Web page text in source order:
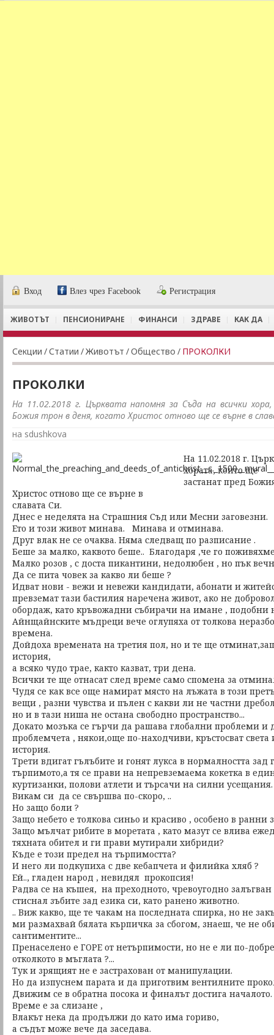
Вход Влез чрез Facebook Регистрация
ЖИВОТЪТ ПЕНСИОНИРАНЕ ФИНАНСИ ЗДРАВЕ КАК ДА
Секции /Статии /Животът /Общество / ПРОКОЛКИ
ПРОКОЛКИ
На 11.02.2018 г. Църквата напомня за Съда на всички
Божия трон в деня, когато Христос отново ще се върне в
на sdushkova
На 11.02.2018 г.
хората, които ще
застанат пред
Христос отново ще се върне в
славата Си.
Днес е неделята на Страшния Съд или Месни заговезни.
Ето и този живот минава. Минава и отминава.
Друг влак не се очаква. Няма следващ по разписание .
Беше за малко, каквото беше.. Благодаря ,че го
Малко розов , с доста пикантини, недолюбен , но пък
Да се пита човек за какво ли беше ?
Идват нови - вежи и невежи кандидати, абонати и
превземат тази бастилия наречена живот, ако не
обордаж, като кръвожадни събирачи на имане , подобни
Айнщайнските мъдреци вече оглупяха от толкова
времена.
Дойдоха времената на третия пол, но и те ще
история,
а всяко чудо трае, както казват, три дена.
Всички те ще отнасат след време само спомена за
Чудя се как все още намират място на лъжата в този
вещи , разни чувства и пълен с какви ли не частни
но и в тази ниша не остана свободно пространство...
Докато мозъка се гърчи да рашава глобални проблеми и
проблемчета , някои,още по-находчиви, кръстосват света
история.
Трети вдигат гълъбите и гонят лукса в нормалността зад
търпимото,а тя се прави на непревземаема кокетка в
куртизанки, полови атлети и търсачи на силни усещания.
Викам си да се свършва по-скоро, ..
Но защо боли ?
Защо небето е толкова синьо и красиво , особено в ранни
Защо мълчат рибите в моретата , като мазут се влива
тяхната обител и ги прави мутирали хибриди?
Къде е този предел на търпимостта?
И него ли подкупиха с две кебапчета и филийка хляб ?
Ей.., гладен народ , невидял прокопсия!
Радва се на къшея, на преходното, чревоугодно
стиснал зъбите зад езика си, като ранено животно.
.. Виж какво, ще те чакам на последната спирка, но не
ми размахвай бялата кърпичка за сбогом, знаеш, че не
сантиментите...
Пренаселено е ГОРЕ от нетърпимости, но не е ли по-
отколкото в мъглата ?...
Тук и зрящият не е застрахован от манипулации.
Но да изпуснем парата и да приготвим вентилните
Движим се в обратна посока и финалът достига началото.
Време е за слизане ,
Влакът нека да продължи до като има гориво,
а съдът може вече да заседава.